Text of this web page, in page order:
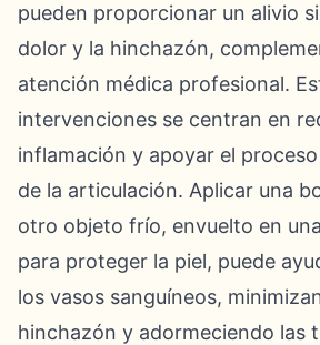
pueden proporcionar un alivio
dolor y la hinchazón,
atención médica profesional.
intervenciones se centran en
inflamación y apoyar el
de la articulación. Aplicar una
otro objeto frío, envuelto en
para proteger la piel, puede
los vasos sanguíneos,
hinchazón y adormeciendo las